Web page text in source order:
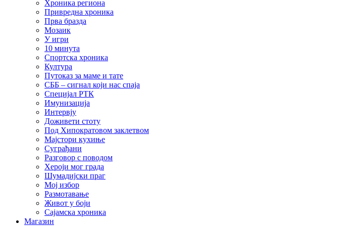
Хроника региона
Привредна хроника
Прва бразда
Мозаик
У игри
10 минута
Спортска хроника
Култура
Путоказ за маме и тате
СББ – сигнал који нас спаја
Специјал РТК
Имунизација
Интервју
Доживети стоту
Под Хипократовом заклетвом
Мајстори кухиње
Суграђани
Разговор с поводом
Хероји мог града
Шумадијски праг
Мој избор
Размотавање
Живот у боји
Сајамска хроника
Магазин